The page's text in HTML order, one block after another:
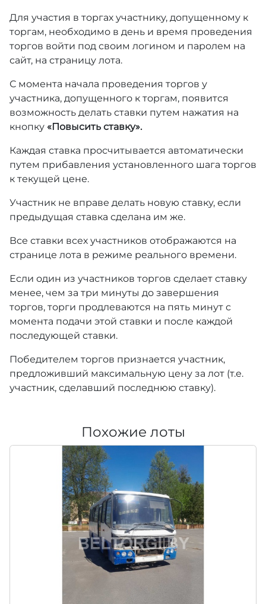
Для участия в торгах участнику, допущенному к
торгам, необходимо в день и время проведения
торгов войти под своим логином и паролем на
сайт, на страницу лота.
С момента начала проведения торгов у
участника, допущенного к торгам, появится
возможность делать ставки путем нажатия на
кнопку «Повысить ставку».
Каждая ставка просчитывается автоматически
путем прибавления установленного шага торгов
к текущей цене.
Участник не вправе делать новую ставку, если
предыдущая ставка сделана им же.
Все ставки всех участников отображаются на
странице лота в режиме реального времени.
Если один из участников торгов сделает ставку
менее, чем за три минуты до завершения
торгов, торги продлеваются на пять минут с
момента подачи этой ставки и после каждой
последующей ставки.
Победителем торгов признается участник,
предложивший максимальную цену за лот (т.е.
участник, сделавший последнюю ставку).
Похожие лоты